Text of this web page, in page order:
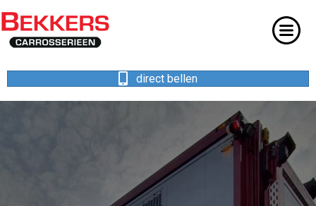
direct bellen